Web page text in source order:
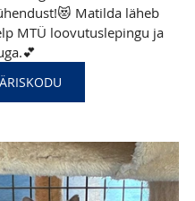
Matilda läheb
MTÜ loovutuslepingu ja